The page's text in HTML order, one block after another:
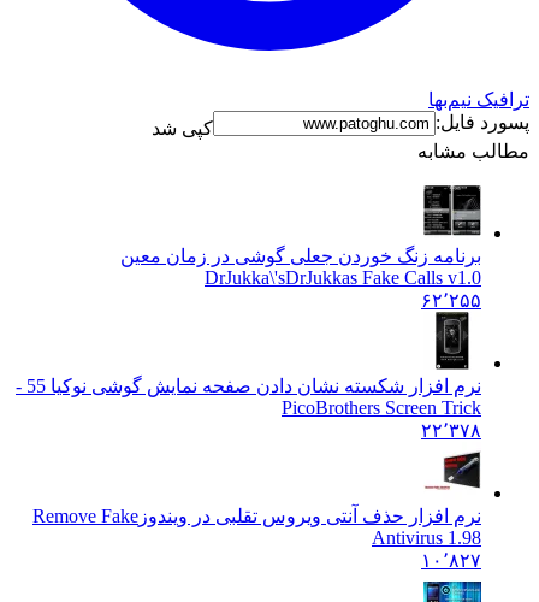
ترافیک نیم‌بها
پسورد فایل:
کپی شد
مطالب مشابه
برنامه زنگ خوردن جعلی گوشی در زمان معین
DrJukka\'sDrJukkas Fake Calls v1.0
۶۲٬۲۵۵
نرم افزار شکسته نشان دادن صفحه نمایش گوشی نوکیا 5
5 -
PicoBrothers Screen Trick
۲۲٬۳۷۸
نرم افزار حذف آنتی ویروس تقلبی در ویندوز Remove Fake
Antivirus 1.98
۱۰٬۸۲۷